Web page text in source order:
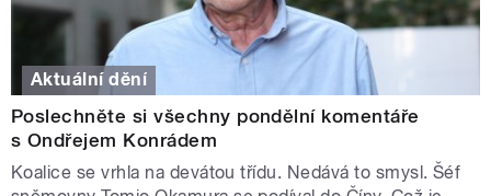
Aktuální dění
Poslechněte si všechny pondělní komentáře
s Ondřejem Konrádem
Koalice se vrhla na devátou třídu. Nedává to smysl. Šéf